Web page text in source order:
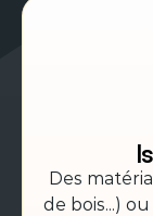
Des
de bois...)